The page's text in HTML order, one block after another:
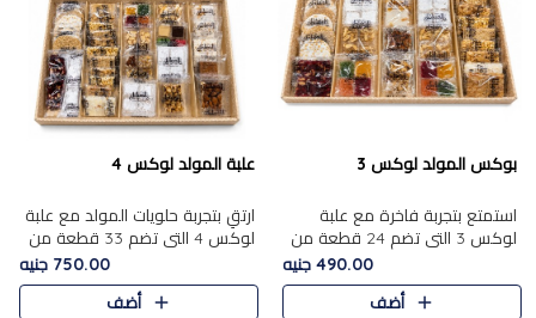
بوكس المولد لوكس 3
استمتع بتجربة فاخرة مع علبة
لوكس 3 التي تضم 24 قطعة من
أشهر حلويات المولد الشرقية
المختارة بعناية. تحتوي التشكيلة
على الجزرية بالفول، والملب..
490.00 جنيه
أضف
علبة المولد لوكس 4
ارتقِ بتجربة حلويات المولد مع علبة
لوكس 4 التي تضم 33 قطعة من
تشكيلة فاخرة ومتنوعة من أشهر
الأصناف الشرقية. تحتوي العلبة على
الجزرية بالفول،..
750.00 جنيه
أضف